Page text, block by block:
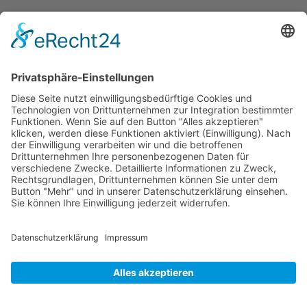
Dronus sichert sich 15 Millionen Dollar und treibt
den Aufbau autonomer Luftinfrastruktur voran
Wichtiges
Impressum
Datenschutz
Kooperation
Werbung
Presse- und Öffentlichkeitsarbeit
Aktuelles
Themenwelt